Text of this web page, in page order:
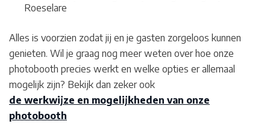
Roeselare
Alles is voorzien zodat jij en je gasten zorgeloos kunnen
genieten. Wil je graag nog meer weten over hoe onze
photobooth precies werkt en welke opties er allemaal
mogelijk zijn? Bekijk dan zeker ook
de werkwijze en mogelijkheden van onze
photobooth